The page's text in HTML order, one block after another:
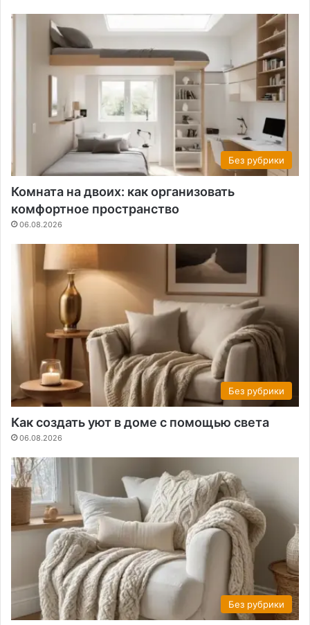
Без рубрики
Комната на двоих: как организовать
комфортное пространство
06.08.2026
Без рубрики
Как создать уют в доме с помощью света
06.08.2026
Без рубрики